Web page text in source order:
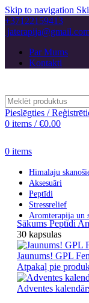
Skip to navigation
+37122159413
Par Mums
Kontakti
Pieslēgties /
0 items / €0.00
0 items
Himalaju
Aksesuāri
Peptīdi
Stressrelief
Aromterapija un
Sākums Peptīdi
30 kapsulas
Jaunums! GPL
Atpakaļ pie
Adventes